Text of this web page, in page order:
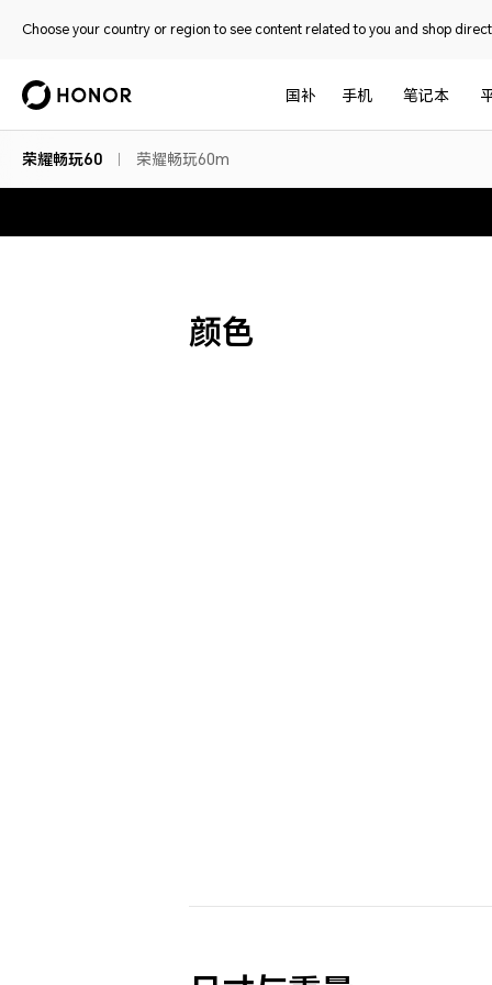
Choose your country or region to see content related to you and shop
国补 手机 笔记本
荣耀畅玩60 荣耀畅玩60m
颜色